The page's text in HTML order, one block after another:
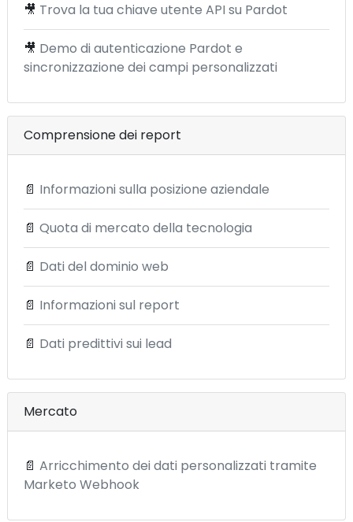
🎥 Trova la tua chiave utente API su Pardot
🎥 Demo di autenticazione Pardot e
sincronizzazione dei campi personalizzati
Comprensione dei report
📄 Informazioni sulla posizione aziendale
📄 Quota di mercato della tecnologia
📄 Dati del dominio web
📄 Informazioni sul report
📄 Dati predittivi sui lead
Mercato
📄 Arricchimento dei dati personalizzati tramite
Marketo Webhook